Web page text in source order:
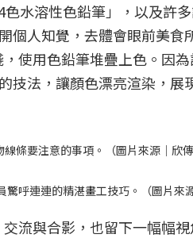
水溶性色鉛筆」，以及許
個人知覺，去體會眼前美食
使用色鉛筆堆疊上色。因
技法，讓顏色漂亮渲染，展
條要注意的事項。（圖片來源｜欣傳
呼連連的精湛畫工技巧。（圖片來源
流與合影，也留下一幅幅